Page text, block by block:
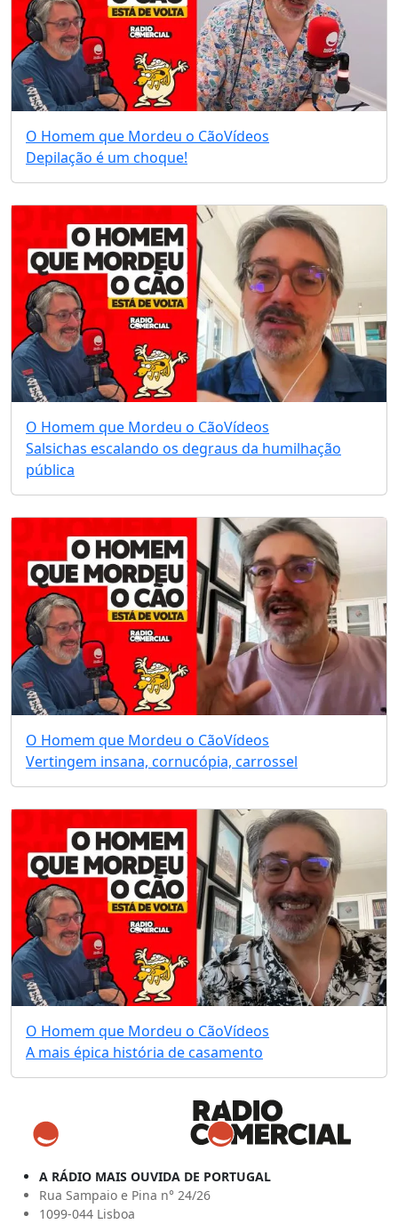
O Homem que Mordeu o CãoVídeos
Depilação é um choque!
O Homem que Mordeu o CãoVídeos
Salsichas escalando os degraus da humilhação
pública
O Homem que Mordeu o CãoVídeos
Vertingem insana, cornucópia, carrossel
O Homem que Mordeu o CãoVídeos
A mais épica história de casamento
A RÁDIO MAIS OUVIDA DE PORTUGAL
Rua Sampaio e Pina n° 24/26
1099-044 Lisboa